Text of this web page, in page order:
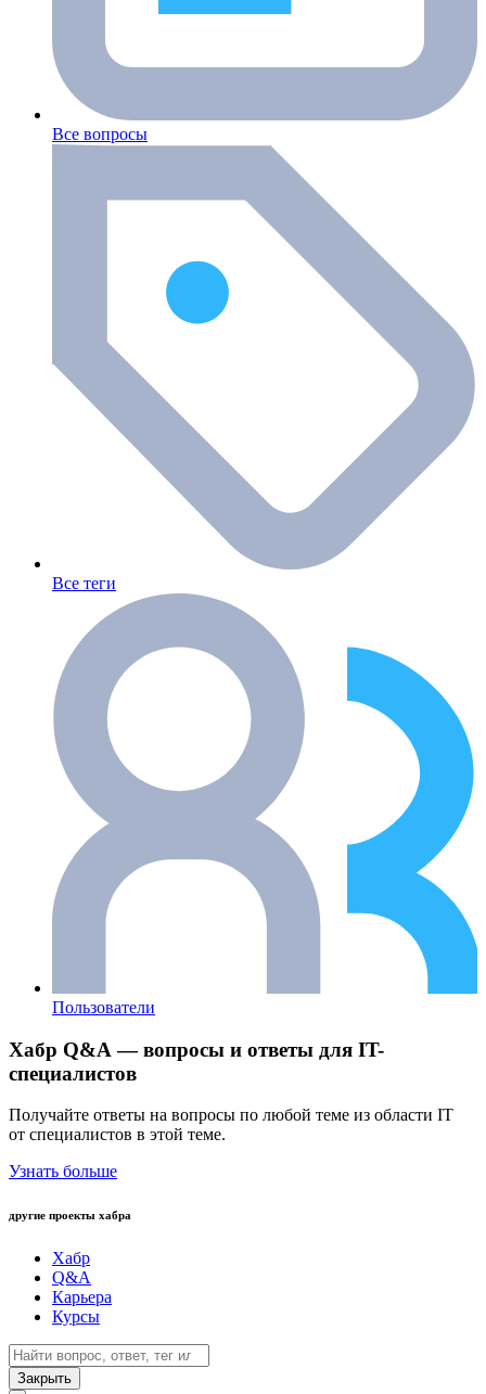
Все вопросы
Все теги
Пользователи
Хабр Q&A — вопросы и ответы для IT-
специалистов
Получайте ответы на вопросы по любой теме из области IT
от специалистов в этой теме.
Узнать больше
другие проекты хабра
Хабр
Q&A
Карьера
Курсы
Закрыть